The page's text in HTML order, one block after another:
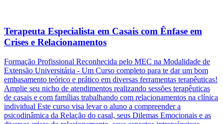
Terapeuta Especialista em Casais com Ênfase em
Crises e Relacionamentos
Formação Profissional Reconhecida pelo MEC na Modalidade de
Extensão Universitária - Um Curso completo para te dar um bom
embasamento teórico e prático em diversas ferramentas terapêuticas!
Amplie seu nicho de atendimentos realizando sessões terapêuticas
de casais e com famílias trabalhando com relacionamentos na clínica
individual Este curso visa levar o aluno a compreender a
psicodinâmica da Relação do casal, seus Dilemas Emocionais e as